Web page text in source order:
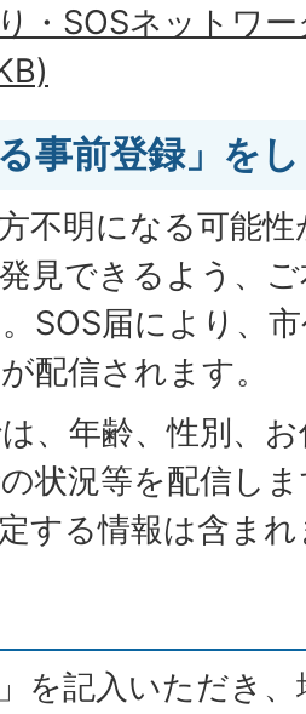
・SOSネットワ
事前登録」を
不明になる可能
見できるよう、
SOS届により、
配信されます。
、年齢、性別、
状況等を配信し
する情報は含ま
」を記入いただき